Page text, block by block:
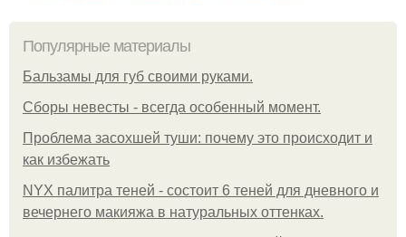
Популярные материалы
Бальзамы для губ своими руками.
Сборы невесты - всегда особенный момент.
Проблема засохшей туши: почему это происходит и
как избежать
NYX палитра теней - состоит 6 теней для дневного и
вечернего макияжа в натуральных оттенках.